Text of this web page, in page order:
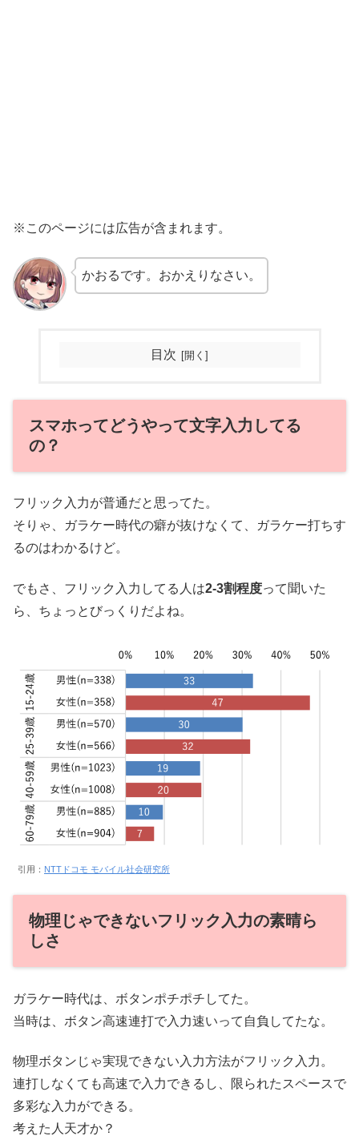
※このページには広告が含まれます。
かおるです。おかえりなさい。
目次
スマホってどうやって文字入力してる
の？
フリック入力が普通だと思ってた。
そりゃ、ガラケー時代の癖が抜けなくて、ガラケー打ちす
るのはわかるけど。
でもさ、フリック入力してる人は2-3割程度って聞いた
ら、ちょっとびっくりだよね。
引用： NTTドコモ モバイル社会研究所
物理じゃできないフリック入力の素晴ら
しさ
ガラケー時代は、ボタンポチポチしてた。
当時は、ボタン高速連打で入力速いって自負してたな。
物理ボタンじゃ実現できない入力方法がフリック入力。
連打しなくても高速で入力できるし、限られたスペースで
多彩な入力ができる。
考えた人天才か？